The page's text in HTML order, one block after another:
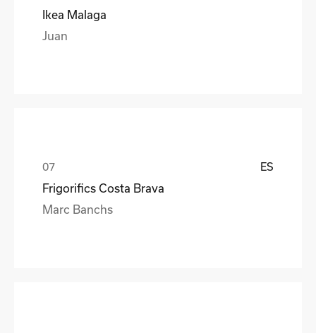
Ikea Malaga
Juan
ES
Frigorifics Costa Brava
Marc Banchs